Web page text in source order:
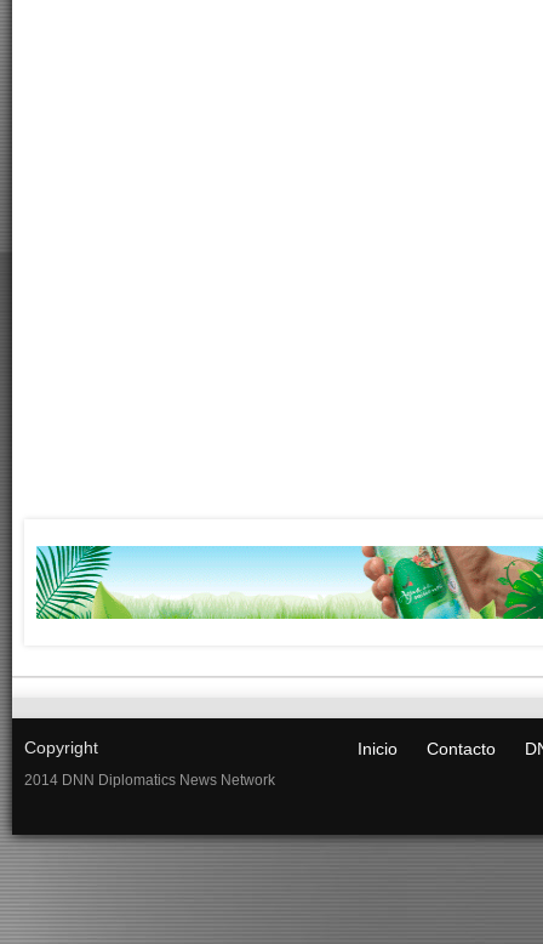
Copyright
2014 DNN Diplomatics News Network
Inicio Contacto